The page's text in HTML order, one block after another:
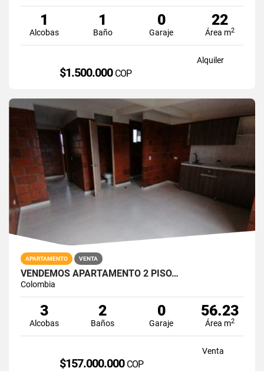
1
Alcobas
1
Baño
0
Garaje
22
Área m2
Alquiler
$1.500.000 COP
APARTAMENTO VENTA
VENDEMOS APARTAMENTO 2 PISO…
Colombia
3
Alcobas
2
Baños
0
Garaje
56.23
Área m2
Venta
$157.000.000 COP